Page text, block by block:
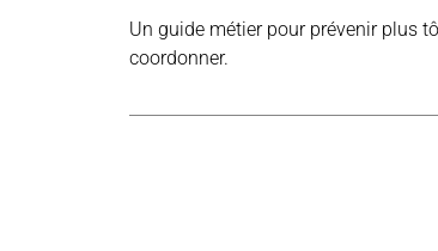
Un guide métier pour prévenir plus
coordonner.